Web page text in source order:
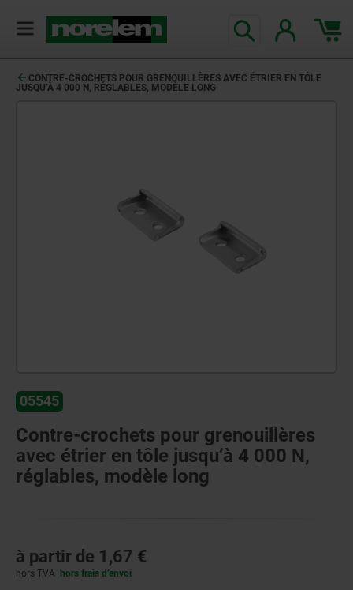
CONTRE-CROCHETS POUR GRENOUILLÈRES AVEC ÉTRIER EN TÔLE
JUSQU’À 4 000 N, RÉGLABLES, MODÈLE LONG
05545
Contre-crochets pour grenouillères
avec étrier en tôle jusqu’à 4 000 N,
réglables, modèle long
à partir de 1,67 €
hors TVA hors frais d’envoi